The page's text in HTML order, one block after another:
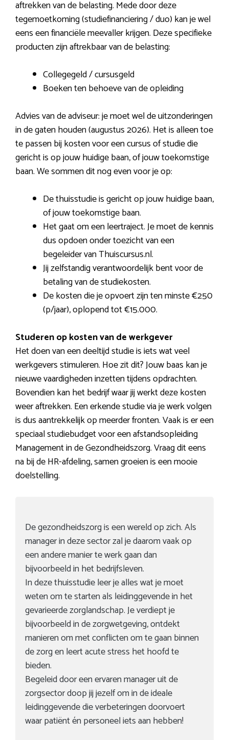
aftrekken van de belasting. Mede door deze
tegemoetkoming (studiefinanciering / duo) kan je wel
eens een financiële meevaller krijgen. Deze specifieke
producten zijn aftrekbaar van de belasting:
Collegegeld / cursusgeld
Boeken ten behoeve van de opleiding
Advies van de adviseur: je moet wel de uitzonderingen
in de gaten houden (augustus 2026). Het is alleen toe
te passen bij kosten voor een cursus of studie die
gericht is op jouw huidige baan, of jouw toekomstige
baan. We sommen dit nog even voor je op:
De thuisstudie is gericht op jouw huidige baan,
of jouw toekomstige baan.
Het gaat om een leertraject. Je moet de kennis
dus opdoen onder toezicht van een
begeleider van Thuiscursus.nl.
Jij zelfstandig verantwoordelijk bent voor de
betaling van de studiekosten.
De kosten die je opvoert zijn ten minste €250
(p/jaar), oplopend tot €15.000.
Studeren op kosten van de werkgever
Het doen van een deeltijd studie is iets wat veel
werkgevers stimuleren. Hoe zit dit? Jouw baas kan je
nieuwe vaardigheden inzetten tijdens opdrachten.
Bovendien kan het bedrijf waar jij werkt deze kosten
weer aftrekken. Een erkende studie via je werk volgen
is dus aantrekkelijk op meerder fronten. Vaak is er een
speciaal studiebudget voor een afstandsopleiding
Management in de Gezondheidszorg. Vraag dit eens
na bij de HR-afdeling, samen groeien is een mooie
doelstelling.
De gezondheidszorg is een wereld op zich. Als
manager in deze sector zal je daarom vaak op
een andere manier te werk gaan dan
bijvoorbeeld in het bedrijfsleven.
In deze thuisstudie leer je alles wat je moet
weten om te starten als leidinggevende in het
gevarieerde zorglandschap. Je verdiept je
bijvoorbeeld in de zorgwetgeving, ontdekt
manieren om met conflicten om te gaan binnen
de zorg en leert acute stress het hoofd te
bieden.
Begeleid door een ervaren manager uit de
zorgsector doop jij jezelf om in de ideale
leidinggevende die verbeteringen doorvoert
waar patiënt én personeel iets aan hebben!